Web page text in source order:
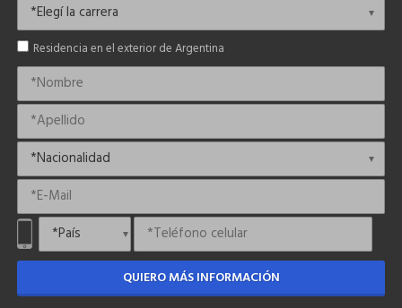
Residencia en el exterior de Argentina
QUIERO MÁS INFORMACIÓN